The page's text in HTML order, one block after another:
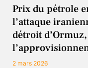
Prix du pétrole
l’attaque
détroit
2 mars 2026